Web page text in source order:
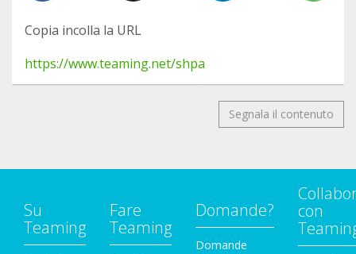
Copia incolla la URL
https://www.teaming.net/shpa
Segnala il contenuto
Su
Teaming
Fare
Teaming
Domande?
Domande
con